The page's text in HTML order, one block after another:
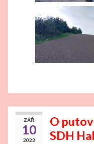
ZÁŘ
10
2023
O
SDH